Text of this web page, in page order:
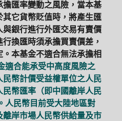
匯率變動之風險，當本基
它貨幣貶值時，將產生匯
銀行進行外匯交易有賣價
換匯時須承擔買賣價差，
本基金不適合無法承擔相
適合能承受中高度風險之
幣計價受益權單位之人民
幣匯率（即中國離岸人民
人民幣目前受大陸地區對
離岸市場人民幣供給量及市